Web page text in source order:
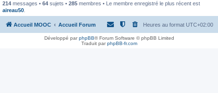
214 messages • 64 sujets • 285 membres • Le membre enregistré le plus récent est
aireau50
Accueil MOOC Accueil Forum Heures au format UTC+02:00
Développé parphpBB® Forum Software © phpBB Limited
Traduit parphpBB-fr.com